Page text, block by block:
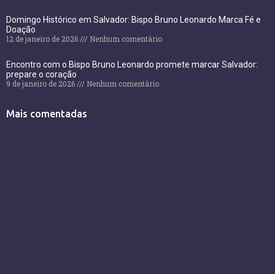
Domingo Histórico em Salvador: Bispo Bruno Leonardo Marca Fé e
Doação
12 de janeiro de 2026
Nenhum comentário
Encontro com o Bispo Bruno Leonardo promete marcar Salvador:
prepare o coração
9 de janeiro de 2026
Nenhum comentário
Mais comentadas